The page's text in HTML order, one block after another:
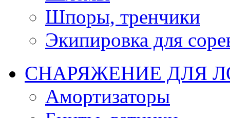
Шпоры, тренчики
Экипировка для
СНАРЯЖЕНИЕ ДЛЯ
Амортизаторы